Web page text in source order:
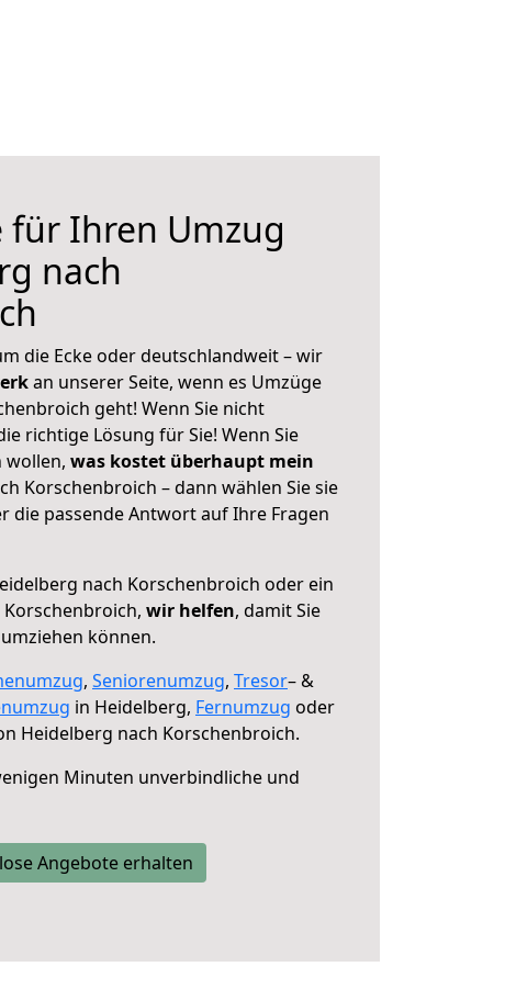
für Ihren Umzug
nach
die Ecke oder deutschlandweit – wir
an unserer Seite, wenn es Umzüge
geht! Wenn Sie nicht
richtige Lösung für Sie! Wenn Sie
wollen, was kostet überhaupt mein
Korschenbroich – dann wählen Sie sie
die passende Antwort auf Ihre Fragen
nach Korschenbroich oder ein
wir helfen, damit Sie
können.
, Seniorenumzug, Tresor– &
in Heidelberg, Fernumzug oder
Heidelberg nach Korschenbroich.
Minuten unverbindliche und
Angebote erhalten